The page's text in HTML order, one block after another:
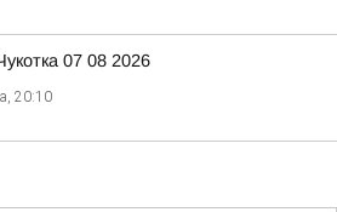
07 08 2026
20:10